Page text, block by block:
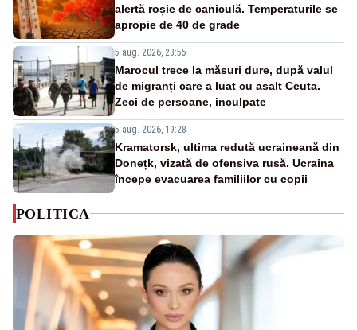
alertă roșie de caniculă. Temperaturile se
apropie de 40 de grade
5 aug. 2026, 23:55
Marocul trece la măsuri dure, după valul
de migranți care a luat cu asalt Ceuta.
Zeci de persoane, inculpate
5 aug. 2026, 19:28
Kramatorsk, ultima redută ucraineană din
Donețk, vizată de ofensiva rusă. Ucraina
începe evacuarea familiilor cu copii
POLITICA